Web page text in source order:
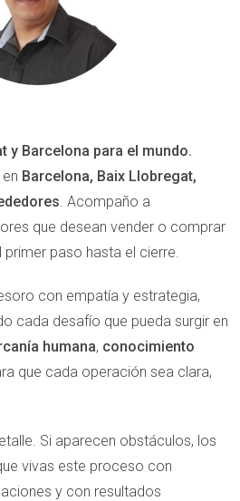
tiene un gran potencial. Por eso es
cada detalle al momento de
1: LA
DE LA
con grandes ventanales que
pero las fotos están
agente inmobiliaria en Madrid.
lograban captar el interés
comentarios sobre lo
imágenes, decidió invertir
iluminación. Laura comenzó a
doradas, cuando la luz es
utilizó reflectores para
de las habitaciones. Como
y Barcelona para el mundo.
Barcelona, Baix Llobregat,
. Acompaño a
que desean vender o comprar
paso hasta el cierre.
con empatía y estrategia,
cada desafío que pueda surgir en
humana, conocimiento
que cada operación sea clara,
Si aparecen obstáculos, los
vivas este proceso con
y con resultados